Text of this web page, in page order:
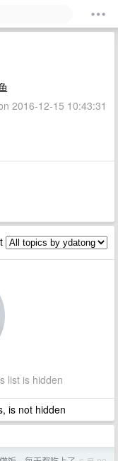
2016-12-15 10:43:31
list is hidden
is not hidden